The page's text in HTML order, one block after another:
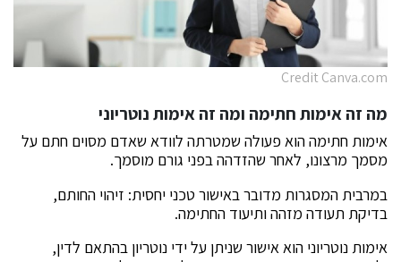
Credit Canva.com
מה זה אימות חתימה ומה זה אימות נוטריוני
אימות חתימה הוא פעולה שמטרתה לוודא שאדם מסוים חתם על
מסמך מרצונו, לאחר שהזדהה בפני גורם מוסמך.
במרבית המסגרות מדובר באישור טכני יחסית: זיהוי החותם,
בדיקת תעודה מזהה ותיעוד החתימה.
אימות נוטריוני הוא אישור שניתן על ידי נוטריון בהתאם לדין,